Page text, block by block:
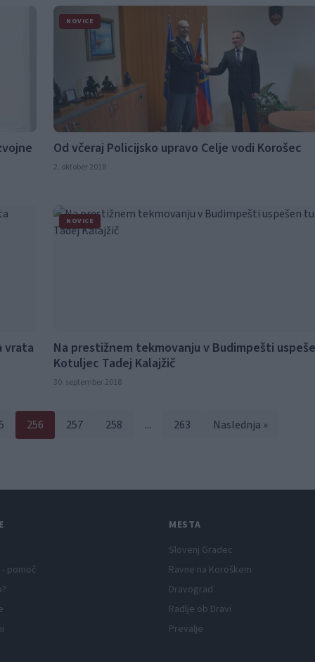
NOVICE
Od včeraj Policijsko upravo Celje vodi Korošec
2. oktober 2018
vrata
NOVICE
Na prestižnem tekmovanju v Budimpešti
Kotuljec Tadej Kalajžič
30. september 2018
256 257 258 ... 263 Naslednja »
pomoč
MESTA
Slovenj Gradec
Ravne na Koroškem
Dravograd
Radlje ob Dravi
Prevalje